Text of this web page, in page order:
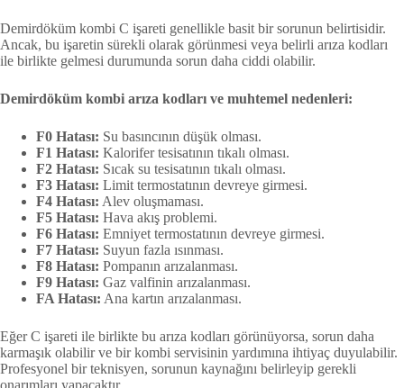
Demirdöküm kombi C işareti genellikle basit bir sorunun belirtisidir.
Ancak, bu işaretin sürekli olarak görünmesi veya belirli arıza kodları
ile birlikte gelmesi durumunda sorun daha ciddi olabilir.
Demirdöküm kombi arıza kodları ve muhtemel nedenleri:
F0 Hatası: Su basıncının düşük olması.
F1 Hatası: Kalorifer tesisatının tıkalı olması.
F2 Hatası: Sıcak su tesisatının tıkalı olması.
F3 Hatası: Limit termostatının devreye girmesi.
F4 Hatası: Alev oluşmaması.
F5 Hatası: Hava akış problemi.
F6 Hatası: Emniyet termostatının devreye girmesi.
F7 Hatası: Suyun fazla ısınması.
F8 Hatası: Pompanın arızalanması.
F9 Hatası: Gaz valfinin arızalanması.
FA Hatası: Ana kartın arızalanması.
Eğer C işareti ile birlikte bu arıza kodları görünüyorsa, sorun daha
karmaşık olabilir ve bir kombi servisinin yardımına ihtiyaç duyulabilir.
Profesyonel bir teknisyen, sorunun kaynağını belirleyip gerekli
onarımları yapacaktır.